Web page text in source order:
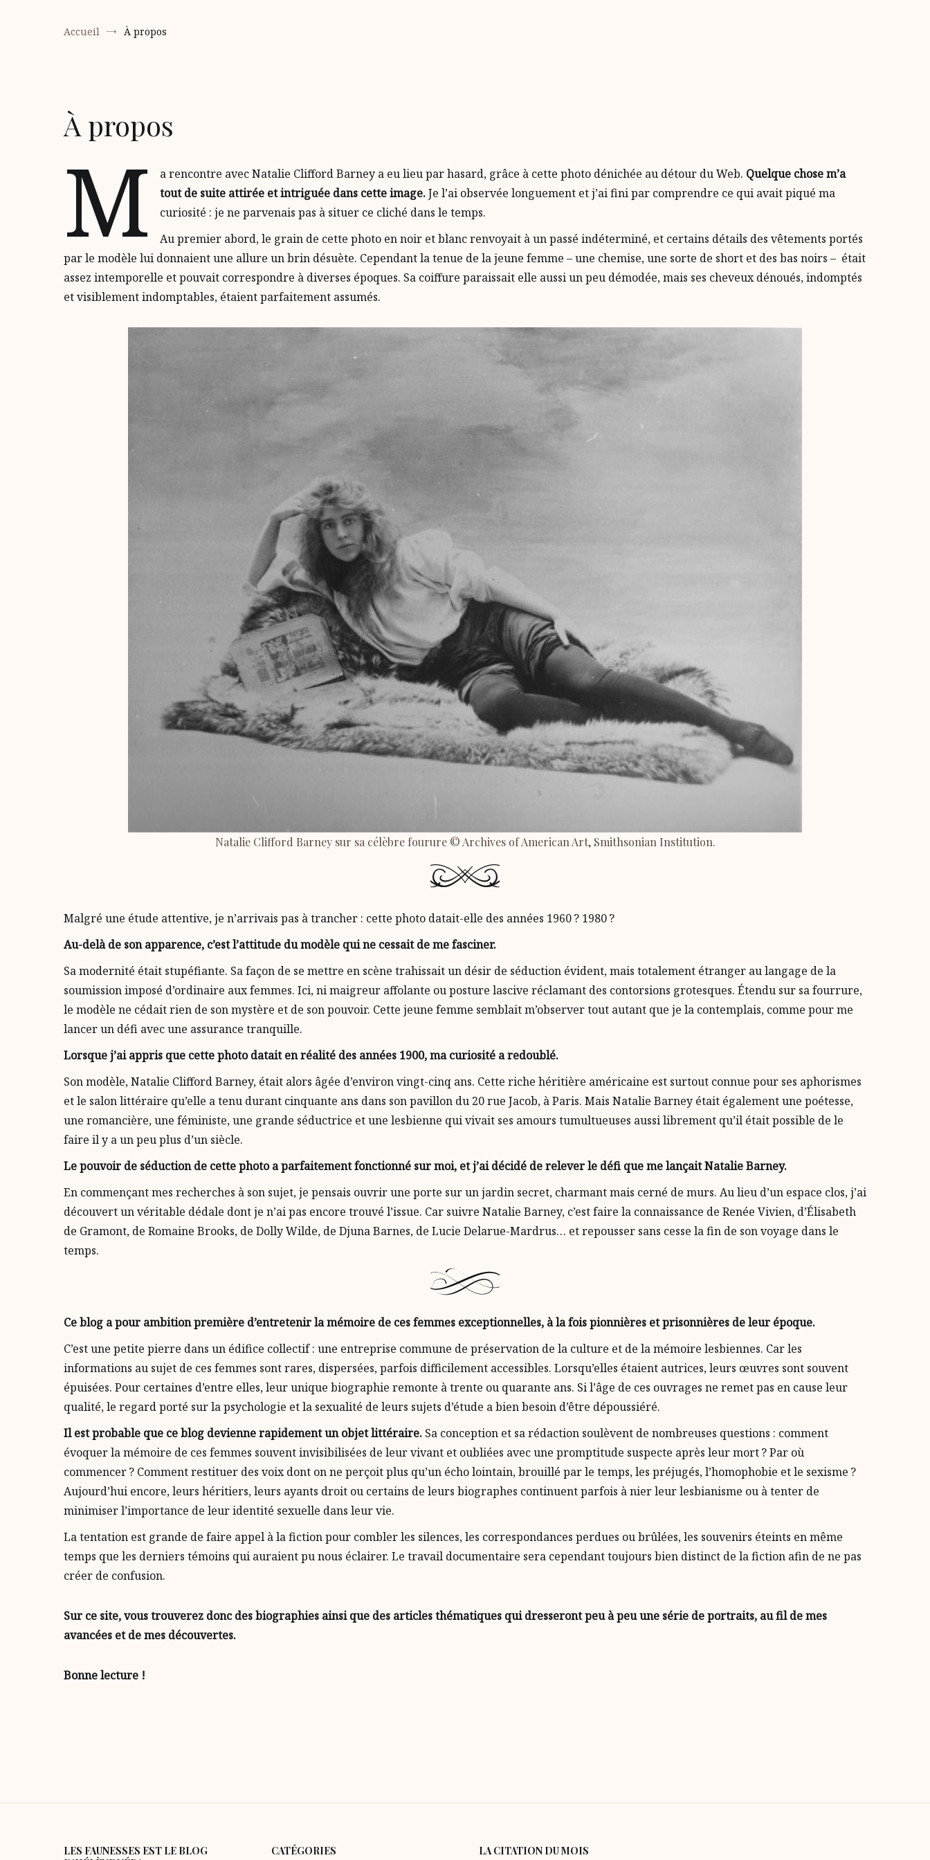
Accueil À propos
À propos
M a rencontre avec Natalie Clifford Barney a eu lieu par hasard, grâce à cette photo dénichée au détour du Web. Quelque chose m’a
tout de suite attirée et intriguée dans cette image.Je l’ai observée longuement et j’ai fini par comprendre ce qui avait piqué ma
curiosité : je ne parvenais pas à situer ce cliché dans le temps.
Au premier abord, le grain de cette photo en noir et blanc renvoyait à un passé indéterminé, et certains détails des vêtements portés
par le modèle lui donnaient une allure un brin désuète. Cependant la tenue de la jeune femme – une chemise, une sorte de short et des bas noirs – était
assez intemporelle et pouvait correspondre à diverses époques. Sa coiffure paraissait elle aussi un peu démodée, mais ses cheveux dénoués, indomptés
et visiblement indomptables, étaient parfaitement assumés.
Natalie Clifford Barney sur sa célèbre fourure © Archives of American Art, Smithsonian Institution.
Malgré une étude attentive, je n’arrivais pas à trancher : cette photo datait-elle des années 1960 ? 1980 ?
Au-delà de son apparence, c’est l’attitude du modèle qui ne cessait de me fasciner.
Sa modernité était stupéfiante. Sa façon de se mettre en scène trahissait un désir de séduction évident, mais totalement étranger au langage de la
soumission imposé d’ordinaire aux femmes. Ici, ni maigreur affolante ou posture lascive réclamant des contorsions grotesques. Étendu sur sa fourrure,
le modèle ne cédait rien de son mystère et de son pouvoir. Cette jeune femme semblait m’observer tout autant que je la contemplais, comme pour me
lancer un défi avec une assurance tranquille.
Lorsque j’ai appris que cette photo datait en réalité des années 1900, ma curiosité a redoublé.
Son modèle, Natalie Clifford Barney, était alors âgée d’environ vingt-cinq ans. Cette riche héritière américaine est surtout connue pour ses aphorismes
et le salon littéraire qu’elle a tenu durant cinquante ans dans son pavillon du 20 rue Jacob, à Paris. Mais Natalie Barney était également une poétesse,
une romancière, une féministe, une grande séductrice et une lesbienne qui vivait ses amours tumultueuses aussi librement qu’il était possible de le
faire il y a un peu plus d’un siècle.
Le pouvoir de séduction de cette photo a parfaitement fonctionné sur moi, et j’ai décidé de relever le défi que me lançait Natalie Barney.
En commençant mes recherches à son sujet, je pensais ouvrir une porte sur un jardin secret, charmant mais cerné de murs. Au lieu d’un espace clos, j’ai
découvert un véritable dédale dont je n’ai pas encore trouvé l’issue. Car suivre Natalie Barney, c’est faire la connaissance de Renée Vivien, d’Élisabeth
de Gramont, de Romaine Brooks, de Dolly Wilde, de Djuna Barnes, de Lucie Delarue-Mardrus… et repousser sans cesse la fin de son voyage dans le
temps.
Ce blog a pour ambition première d’entretenir la mémoire de ces femmes exceptionnelles, à la fois pionnières et prisonnières de leur époque.
C’est une petite pierre dans un édifice collectif : une entreprise commune de préservation de la culture et de la mémoire lesbiennes. Car les
informations au sujet de ces femmes sont rares, dispersées, parfois difficilement accessibles. Lorsqu’elles étaient autrices, leurs œuvres sont souvent
épuisées. Pour certaines d’entre elles, leur unique biographie remonte à trente ou quarante ans. Si l’âge de ces ouvrages ne remet pas en cause leur
qualité, le regard porté sur la psychologie et la sexualité de leurs sujets d’étude a bien besoin d’être dépoussiéré.
Il est probable que ce blog devienne rapidement un objet littéraire. Sa conception et sa rédaction soulèvent de nombreuses questions : comment
évoquer la mémoire de ces femmes souvent invisibilisées de leur vivant et oubliées avec une promptitude suspecte après leur mort ? Par où
commencer ? Comment restituer des voix dont on ne perçoit plus qu’un écho lointain, brouillé par le temps, les préjugés, l’homophobie et le sexisme ?
Aujourd’hui encore, leurs héritiers, leurs ayants droit ou certains de leurs biographes continuent parfois à nier leur lesbianisme ou à tenter de
minimiser l’importance de leur identité sexuelle dans leur vie.
La tentation est grande de faire appel à la fiction pour combler les silences, les correspondances perdues ou brûlées, les souvenirs éteints en même
temps que les derniers témoins qui auraient pu nous éclairer. Le travail documentaire sera cependant toujours bien distinct de la fiction afin de ne pas
créer de confusion.
Sur ce site, vous trouverez donc des biographies ainsi que des articles thématiques qui dresseront peu à peu une série de portraits, au fil de mes
avancées et de mes découvertes.
Bonne lecture !
LES FAUNESSES EST LE BLOG
CATÉGORIES LA CITATION DU MOIS